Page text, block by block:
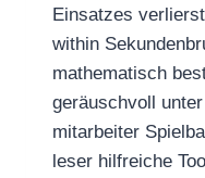
Einsatzes
within
mathematisch
geräuschvoll
mitarbeiter
leser hilfreiche